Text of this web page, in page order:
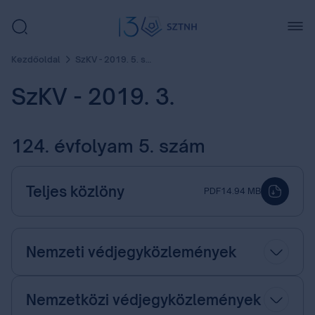
Kezdőoldal SzKV - 2019. 5. szám
SzKV - 2019. 3.
124. évfolyam 5. szám
Teljes közlöny PDF14.94 MB
Nemzeti védjegyközlemények
Nemzetközi védjegyközlemények